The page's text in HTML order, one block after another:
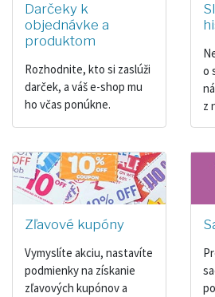
Darčeky k
objednávke a
produktom
Rozhodnite, kto si zaslúži
darček, a váš e-shop mu
ho včas ponúkne.
o
z
Zľavové kupóny
Vymyslíte akciu, nastavíte
podmienky na získanie
zľavových kupónov a